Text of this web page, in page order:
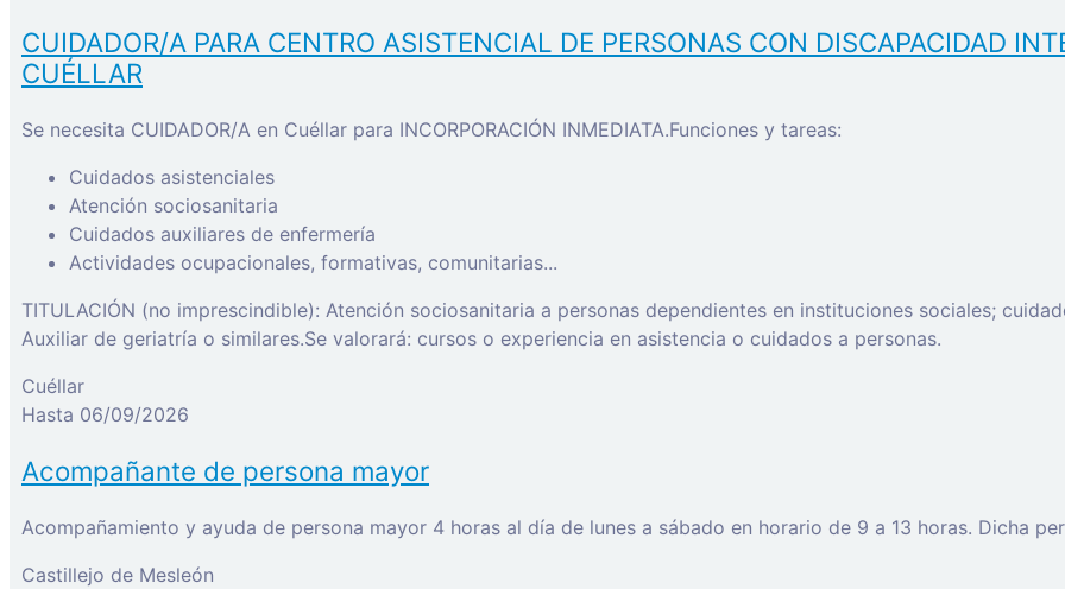
CUIDADOR/A PARA CENTRO ASISTENCIAL DE PERSONAS CON DISCAPACIDAD
CUÉLLAR
Se necesita CUIDADOR/A en Cuéllar para INCORPORACIÓN INMEDIATA.Funciones y tareas:
Cuidados asistenciales
Atención sociosanitaria
Cuidados auxiliares de enfermería
Actividades ocupacionales, formativas, comunitarias...
TITULACIÓN (no imprescindible): Atención sociosanitaria a personas dependientes en instituciones sociales;
Auxiliar de geriatría o similares.Se valorará: cursos o experiencia en asistencia o cuidados a personas.
Cuéllar
Hasta 06/09/2026
Acompañante de persona mayor
Castillejo de Mesleón